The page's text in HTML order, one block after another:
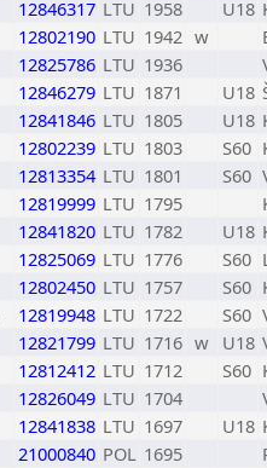
12846317 LTU 1958 U18
12802190 LTU 1942 w
12825786 LTU 1936
12846279 LTU 1871 U18
12841846 LTU 1805 U18
12802239 LTU 1803 S60
12813354 LTU 1801 S60
12819999 LTU 1795
12841820 LTU 1782 U18
12825069 LTU 1776 S60
12802450 LTU 1757 S60
12819948 LTU 1722 S60
12821799 LTU 1716 w U18
12812412 LTU 1712 S60
12826049 LTU 1704
12841838 LTU 1697 U18
21000840 POL 1695